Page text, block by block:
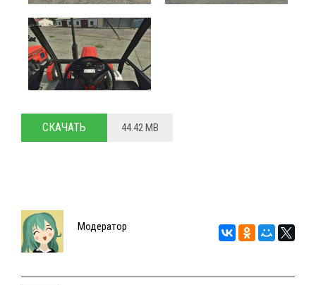
СКАЧАТЬ 44.42 MB
Модератор